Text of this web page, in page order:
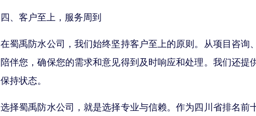
四、客户至上，服务周到
在蜀禹防水公司，我们始终坚持客户至上的原则。从项目咨
陪伴您，确保您的需求和意见得到及时响应和处理。我们还
保持状态。
选择蜀禹防水公司，就是选择专业与信赖。作为四川省排名